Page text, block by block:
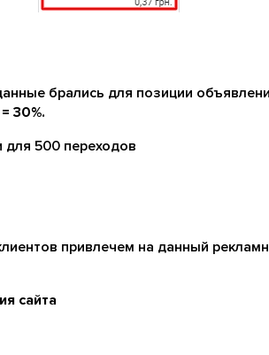
брались для позиции
30%.
500 переходов
привлечем на данный
сайта